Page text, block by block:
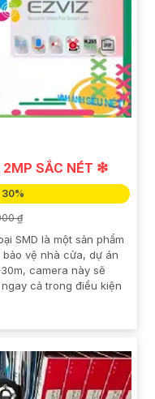
2MP SẮC NÉT ❇
30%
₫
SMD là một sản phẩm
vệ nhà cửa, dự án
camera này sẽ
cả trong điều kiện